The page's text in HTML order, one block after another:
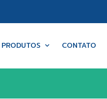
PRODUTOS CONTATO